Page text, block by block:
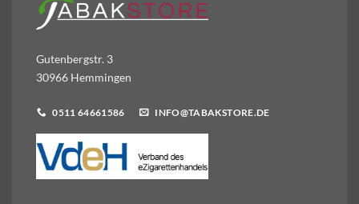
Gutenbergstr. 3
30966 Hemmingen
0511 64661586 INFO@TABAKSTORE.DE